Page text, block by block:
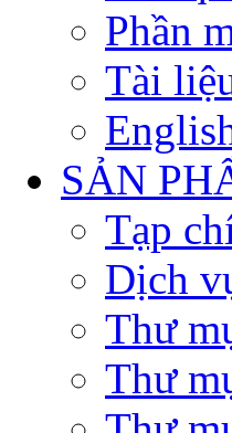
Phần
Tài
SẢN
Tạp
Dịch
Thư
Thư